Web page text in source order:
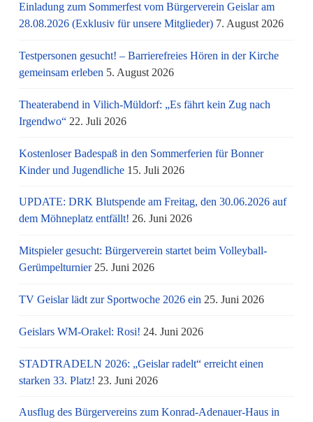
Einladung zum Sommerfest vom Bürgerverein Geislar am
28.08.2026 (Exklusiv für unsere Mitglieder) 7. August 2026
Testpersonen gesucht! – Barrierefreies Hören in der Kirche
gemeinsam erleben 5. August 2026
Theaterabend in Vilich-Müldorf: „Es fährt kein Zug nach
Irgendwo“ 22. Juli 2026
Kostenloser Badespaß in den Sommerferien für Bonner
Kinder und Jugendliche 15. Juli 2026
UPDATE: DRK Blutspende am Freitag, den 30.06.2026 auf
dem Möhneplatz entfällt! 26. Juni 2026
Mitspieler gesucht: Bürgerverein startet beim Volleyball-
Gerümpelturnier 25. Juni 2026
TV Geislar lädt zur Sportwoche 2026 ein 25. Juni 2026
Geislars WM-Orakel: Rosi! 24. Juni 2026
STADTRADELN 2026: „Geislar radelt“ erreicht einen
starken 33. Platz! 23. Juni 2026
Ausflug des Bürgervereins zum Konrad-Adenauer-Haus in